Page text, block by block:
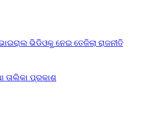
ଭିଡିଓକୁ ନେଇ ତେଜିଲା ରାଜନୀତି
ତାଲିକା ପ୍ରକାଶ